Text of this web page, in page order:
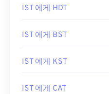
IST 에게 HDT
IST 에게 BST
IST 에게 KST
IST 에게 CAT